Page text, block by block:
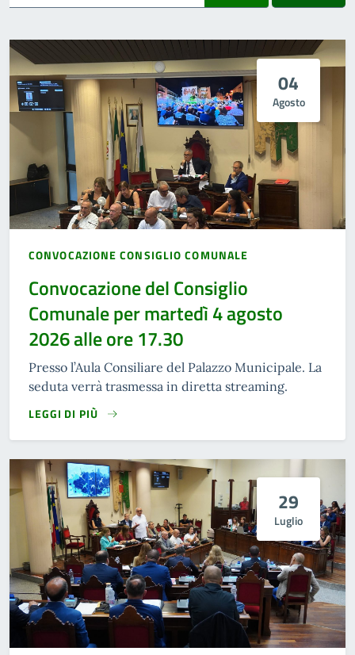
04
Agosto
CONVOCAZIONE CONSIGLIO COMUNALE
Convocazione del Consiglio
Comunale per martedì 4 agosto
2026 alle ore 17.30
Presso l’Aula Consiliare del Palazzo Municipale. La
seduta verrà trasmessa in diretta streaming.
LEGGI DI PIÙ
29
Luglio